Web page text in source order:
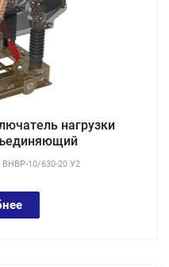
нагрузки
ВНВР-10/630-20 У2